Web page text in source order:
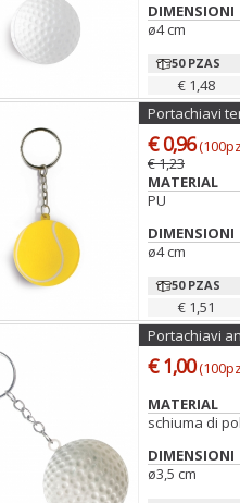
DIMENSIONI
ø4 cm
50 PZAS
€ 1,48
Portachiavi
€ 0,96
€ 1,23
MATERIAL
PU
DIMENSIONI
ø4 cm
50 PZAS
€ 1,51
Portachiavi
€ 1,00
MATERIAL
schiuma di
DIMENSIONI
ø3,5 cm